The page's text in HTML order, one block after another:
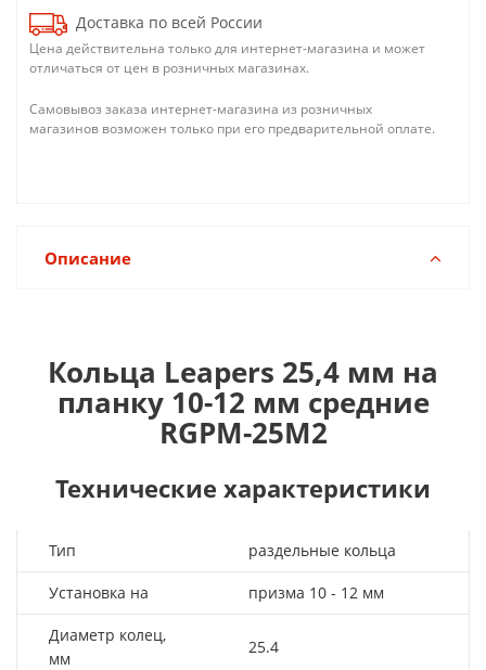
Доставка по всей России
Цена действительна только для интернет-магазина и может
отличаться от цен в розничных магазинах.
Самовывоз заказа интернет-магазина из розничных
магазинов возможен только при его предварительной оплате.
Описание
Кольца Leapers 25,4 мм на
планку 10-12 мм средние
RGPM-25M2
Технические характеристики
Тип раздельные кольца
Установка на призма 10 - 12 мм
Диаметр колец,
мм
25.4